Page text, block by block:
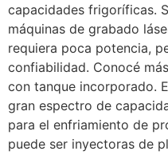
capacidades frigoríficas.
máquinas de grabado
requiera poca potencia,
confiabilidad. Conocé
con tanque incorporado.
gran espectro de
para el enfriamiento de
puede ser inyectoras de